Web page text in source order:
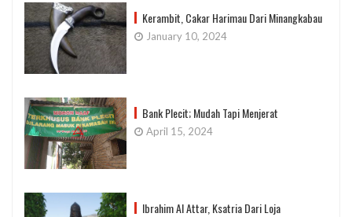
Kerambit, Cakar Harimau Dari Minangkabau
January 10, 2024
Bank Plecit; Mudah Tapi Menjerat
April 15, 2024
Ibrahim Al Attar, Ksatria Dari Loja